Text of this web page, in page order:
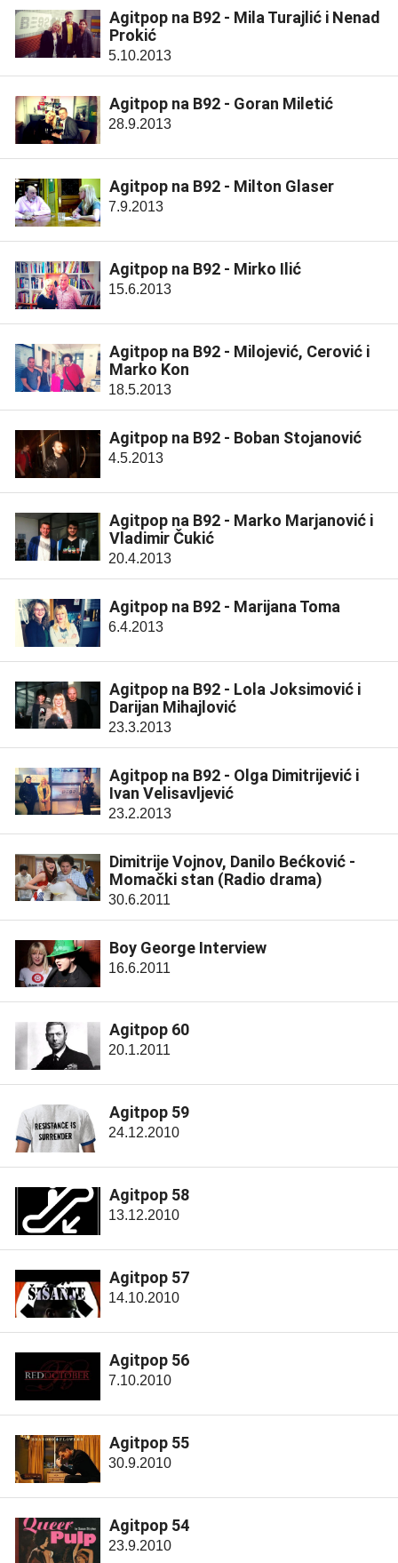
Agitpop na B92 - Mila Turajlić i Nenad
Prokić
5.10.2013
Agitpop na B92 - Goran Miletić
28.9.2013
Agitpop na B92 - Milton Glaser
7.9.2013
Agitpop na B92 - Mirko Ilić
15.6.2013
Agitpop na B92 - Milojević, Cerović i
Marko Kon
18.5.2013
Agitpop na B92 - Boban Stojanović
4.5.2013
Agitpop na B92 - Marko Marjanović i
Vladimir Čukić
20.4.2013
Agitpop na B92 - Marijana Toma
6.4.2013
Agitpop na B92 - Lola Joksimović i
Darijan Mihajlović
23.3.2013
Agitpop na B92 - Olga Dimitrijević i
Ivan Velisavljević
23.2.2013
Dimitrije Vojnov, Danilo Bećković -
Momački stan (Radio drama)
30.6.2011
Boy George Interview
16.6.2011
Agitpop 60
20.1.2011
Agitpop 59
24.12.2010
Agitpop 58
13.12.2010
Agitpop 57
14.10.2010
Agitpop 56
7.10.2010
Agitpop 55
30.9.2010
Agitpop 54
23.9.2010